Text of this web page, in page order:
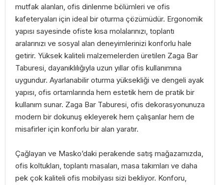
mutfak alanları, ofis dinlenme bölümleri ve ofis
kafeteryaları için ideal bir oturma çözümüdür. Ergonomik
yapısı sayesinde ofiste kısa molalarınızı, toplantı
aralarınızı ve sosyal alan deneyimlerinizi konforlu hale
getirir. Yüksek kaliteli malzemelerden üretilen Zaga Bar
Taburesi, dayanıklılığıyla uzun yıllar ofis kullanımına
uygundur. Ayarlanabilir oturma yüksekliği ve dengeli ayak
yapısı, ofis ortamlarında hem estetik hem de pratik bir
kullanım sunar. Zaga Bar Taburesi, ofis dekorasyonunuza
modern bir dokunuş ekleyerek hem çalışanlar hem de
misafirler için konforlu bir alan yaratır.
Çağlayan ve Masko’daki perakende satış mağazamızda,
ofis koltukları, toplantı masaları, masa takımları ve daha
pek çok kaliteli ofis mobilyası sizi bekliyor. Konforu,